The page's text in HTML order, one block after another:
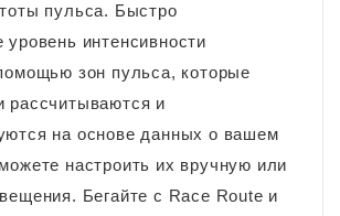
пульса. Быстро
уровень интенсивности
зон пульса, которые
рассчитываются и
на основе данных о вашем
настроить их вручную или
Бегайте с Race Route и